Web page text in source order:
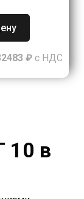
₽ с НДС
10 в